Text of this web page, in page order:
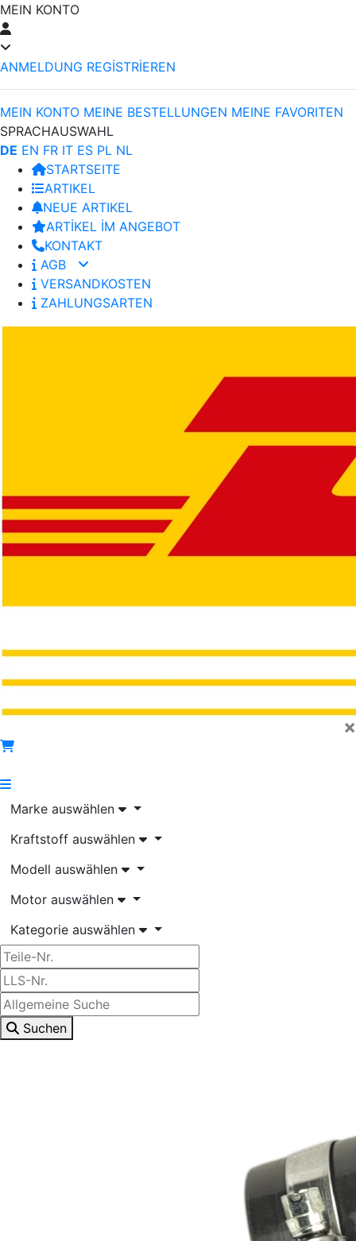
MEIN KONTO
ANMELDUNG REGİSTRİEREN
MEIN KONTO MEINE BESTELLUNGEN MEINE FAVORITEN
SPRACHAUSWAHL
DE EN FR IT ES PL NL
STARTSEITE
ARTIKEL
NEUE ARTIKEL
ARTİKEL İM ANGEBOT
KONTAKT
AGB
VERSANDKOSTEN
ZAHLUNGSARTEN
×
Marke auswählen
Kraftstoff auswählen
Modell auswählen
Motor auswählen
Kategorie auswählen
Suchen